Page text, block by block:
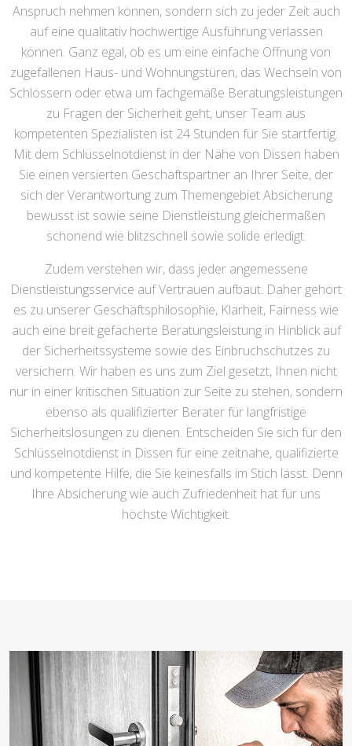
Anspruch nehmen können, sondern sich zu jeder Zeit auch
auf eine qualitativ hochwertige Ausführung verlassen
können. Ganz egal, ob es um eine einfache Öffnung von
zugefallenen Haus- und Wohnungstüren, das Wechseln von
Schlössern oder etwa um fachgemäße Beratungsleistungen
zu Fragen der Sicherheit geht, unser Team aus
kompetenten Spezialisten ist 24 Stunden für Sie startfertig.
Mit dem Schlüsselnotdienst in der Nähe von Dissen haben
Sie einen versierten Geschäftspartner an Ihrer Seite, der
sich der Verantwortung zum Themengebiet Absicherung
bewusst ist sowie seine Dienstleistung gleichermaßen
schonend wie blitzschnell sowie solide erledigt.
Zudem verstehen wir, dass jeder angemessene
Dienstleistungsservice auf Vertrauen aufbaut. Daher gehört
es zu unserer Geschäftsphilosophie, Klarheit, Fairness wie
auch eine breit gefächerte Beratungsleistung in Hinblick auf
der Sicherheitssysteme sowie des Einbruchschutzes zu
versichern. Wir haben es uns zum Ziel gesetzt, Ihnen nicht
nur in einer kritischen Situation zur Seite zu stehen, sondern
ebenso als qualifizierter Berater für langfristige
Sicherheitslösungen zu dienen. Entscheiden Sie sich für den
Schlüsselnotdienst in Dissen für eine zeitnahe, qualifizierte
und kompetente Hilfe, die Sie keinesfalls im Stich lässt. Denn
Ihre Absicherung wie auch Zufriedenheit hat für uns
höchste Wichtigkeit.